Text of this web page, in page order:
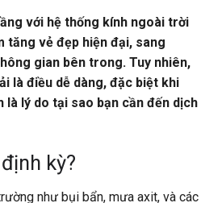
với hệ thống kính ngoài trời
tăng vẻ đẹp hiện đại, sang
gian bên trong. Tuy nhiên,
là điều dễ dàng, đặc biệt khi
lý do tại sao bạn cần đến dịch
kỳ?
như bụi bẩn, mưa axit, và các